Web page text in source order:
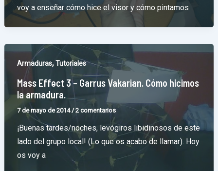
voy a enseñar cómo hice el visor y cómo pintamos
Armaduras,Tutoriales
Mass Effect 3 – Garrus Vakarian. Cómo hicimos
la armadura.
7 de mayo de 2014 /2 comentarios
¡Buenas tardes/noches, levógiros libidinosos de este
lado del grupo local! (Lo que os acabo de llamar). Hoy
os voy a